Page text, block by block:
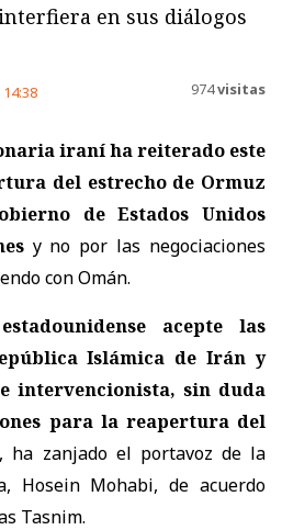
en sus diálogos
14:38 974visitas
iraní ha reiterado este
del estrecho de Ormuz
de Estados Unidos
y no por las negociaciones
con Omán.
acepte las
Islámica de Irán y
intervencionista, sin duda
para la reapertura del
, ha zanjado el portavoz de la
Hosein Mohabi, de acuerdo
Tasnim.